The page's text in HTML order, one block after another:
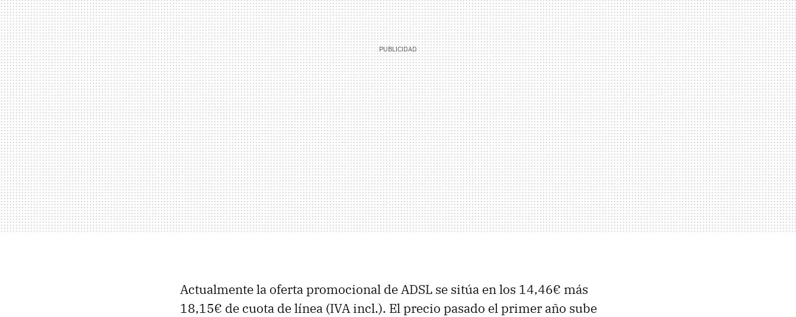
Actualmente la oferta promocional de ADSL se sitúa en los 14,46€ más
18,15€ de cuota de línea (IVA incl.). El precio pasado el primer año sube